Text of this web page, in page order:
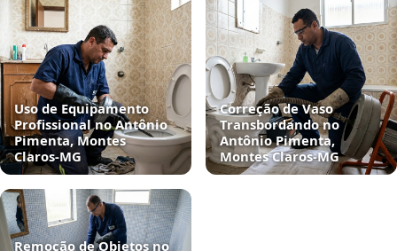
Uso de Equipamento
Profissional no Antônio
Pimenta, Montes
Claros‑MG
Correção de Vaso
Transbordando no
Antônio Pimenta,
Montes Claros‑MG
Remoção de Objetos no